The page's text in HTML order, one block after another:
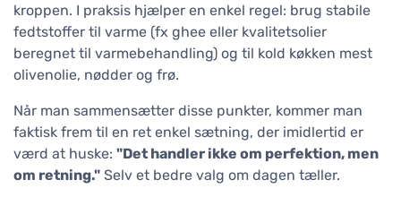
kroppen. I praksis hjælper en enkel regel: brug stabile
fedtstoffer til varme (fx ghee eller kvalitetsolier
beregnet til varmebehandling) og til kold køkken mest
olivenolie, nødder og frø.
Når man sammensætter disse punkter, kommer man
faktisk frem til en ret enkel sætning, der imidlertid er
værd at huske: "Det handler ikke om perfektion, men
om retning." Selv et bedre valg om dagen tæller.